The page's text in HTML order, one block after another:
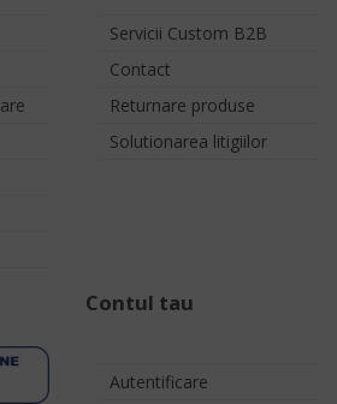
Servicii Custom B2B
Contact
Returnare produse
Solutionarea litigiilor
Contul tau
Autentificare